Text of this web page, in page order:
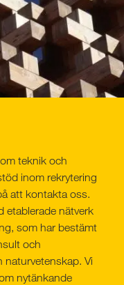
teknik och
inom rekrytering
att kontakta oss.
etablerade nätverk
som har bestämt
och
naturvetenskap. Vi
nytänkande